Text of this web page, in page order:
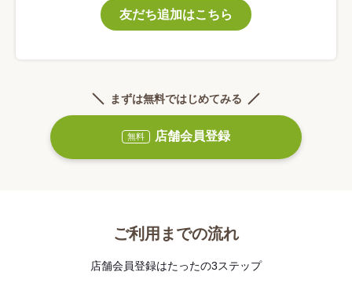
友だち追加はこちら
まずは無料ではじめてみる
無料 店舗会員登録
ご利用までの流れ
店舗会員登録はたったの3ステップ